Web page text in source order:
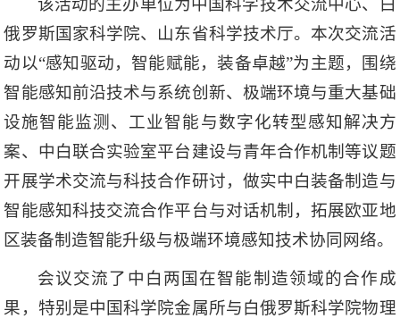
该活动的主办单位为中国科学技术交流中心、白
俄罗斯国家科学院、山东省科学技术厅。 本次交流活
动以“感知驱动，智能赋能，装备卓越”为主题，围绕
智能感知前沿技术与系统创新、极端环境与重大基础
设施智能监测、工业智能与数字化转型感知解决方
案、中白联合实验室平台建设与青年合作机制等议题
开展学术交流与科技合作研讨，做实中白装备制造与
智能感知科技交流合作平台与对话机制，拓展欧亚地
区装备制造智能升级与极端环境感知技术协同网络。
会议交流了中白两国在智能制造领域的合作成
果，特别是中国科学院金属所与白俄罗斯科学院物理